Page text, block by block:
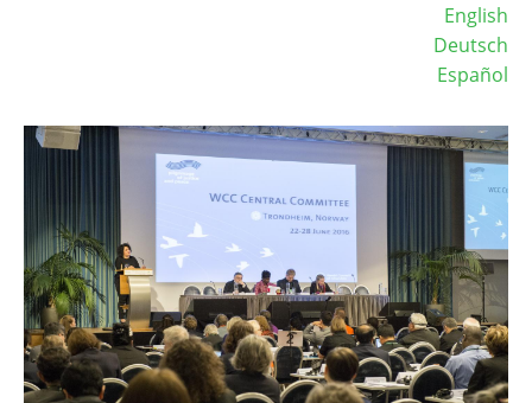
English
Deutsch
Español
Image